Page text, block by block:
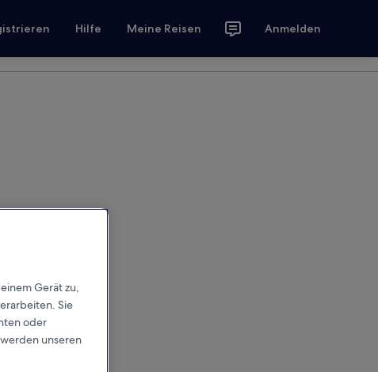
Hilfe Meine Reisen Anmelden
Gerät zu,
Sie
oder
unseren